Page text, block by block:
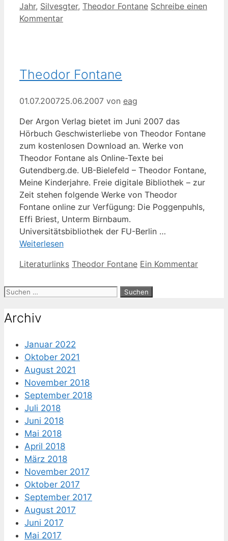
Jahr, Silvesgter, Theodor Fontane Schreibe einen
Kommentar
Theodor Fontane
01.07.200725.06.2007 von eag
Der Argon Verlag bietet im Juni 2007 das
Hörbuch Geschwisterliebe von Theodor Fontane
zum kostenlosen Download an. Werke von
Theodor Fontane als Online-Texte bei
Gutendberg.de. UB-Bielefeld – Theodor Fontane,
Meine Kinderjahre. Freie digitale Bibliothek – zur
Zeit stehen folgende Werke von Theodor
Fontane online zur Verfügung: Die Poggenpuhls,
Effi Briest, Unterm Birnbaum.
Universitätsbibliothek der FU-Berlin …
Weiterlesen
Kategorien
Literaturlinks Schlagwörter
Theodor Fontane Ein Kommentar
Suche
Archiv
Januar 2022
Oktober 2021
August 2021
November 2018
September 2018
Juli 2018
Juni 2018
Mai 2018
April 2018
März 2018
November 2017
Oktober 2017
September 2017
August 2017
Juni 2017
Mai 2017